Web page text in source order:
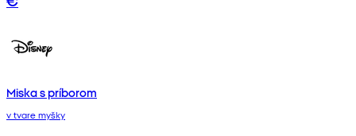
Miska s príborom
v tvare myšky